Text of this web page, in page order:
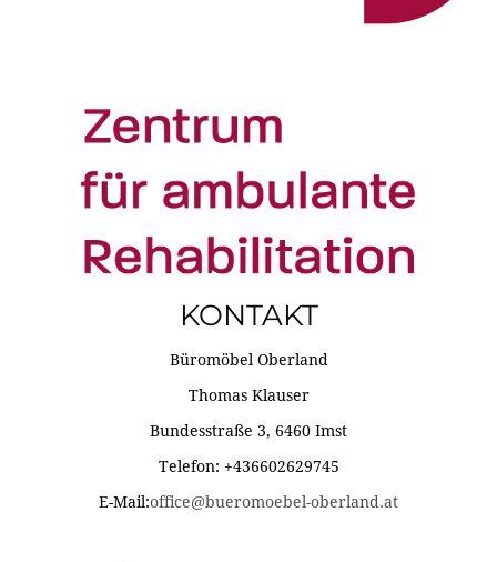
KONTAKT
Büromöbel Oberland
Thomas Klauser
Bundesstraße 3, 6460 Imst
Telefon: +436602629745
E-Mail:office@bueromoebel-oberland.at